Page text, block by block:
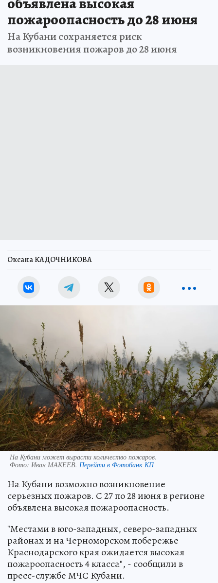
пожароопасность до 28 июня
На Кубани сохраняется риск
возникновения пожаров до 28 июня
Оксана КАДОЧНИКОВА
На Кубани может вырасти количество пожаров.
Фото: Иван МАКЕЕВ. Перейти в Фотобанк КП
На Кубани возможно возникновение
серьезных пожаров. С 27 по 28 июня в регионе
объявлена высокая пожароопасность.
"Местами в юго-западных, северо-западных
районах и на Черноморском побережье
Краснодарского края ожидается высокая
пожароопасность 4 класса", - сообщили в
пресс-службе МЧС Кубани.